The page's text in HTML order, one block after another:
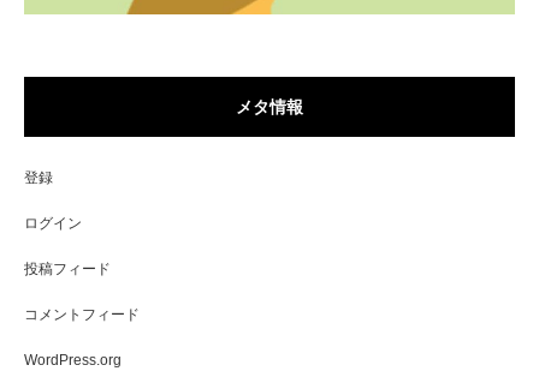
メタ情報
登録
ログイン
投稿フィード
コメントフィード
WordPress.org